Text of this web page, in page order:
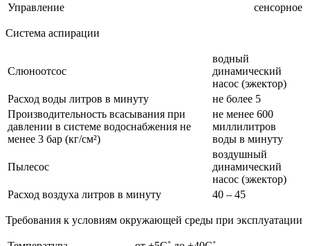
Управление
сенсорное
Система аспирации
Слюноотсос
водный
динамический
насос (эжектор)
Расход воды литров в минуту
не более 5
Производительность всасывания при
давлении в системе водоснабжения не
менее 3 бар (кг/см²)
не менее 600
миллилитров
воды в минуту
Пылесос
воздушный
динамический
насос (эжектор)
Расход воздуха литров в минуту
40 – 45
Требования к условиям окружающей среды при эксплуатации